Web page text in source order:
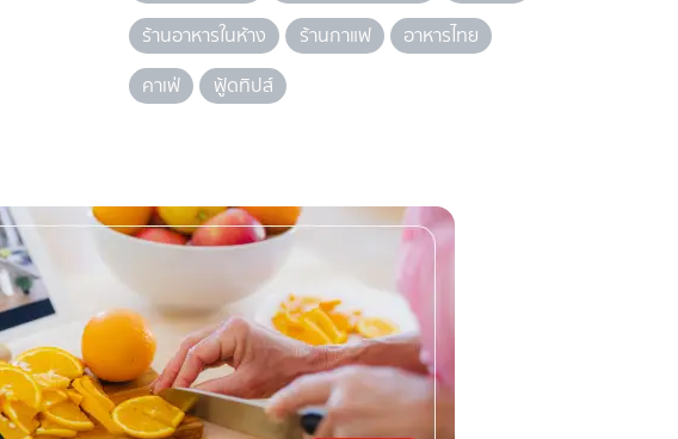
ร้านอาหารในห้าง
ร้านกาแฟ
อาหารไทย
คาเฟ่
ฟู้ดทิปส์